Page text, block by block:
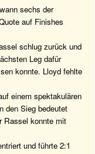
sechs der
auf Finishes
schlug zurück und
Leg dafür
konnte. Lloyd fehlte
einem spektakulären
den Sieg bedeutet
Rassel konnte mit
und führte 2:1